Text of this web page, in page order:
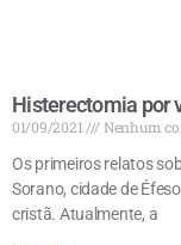
Histerectomia por
01/09/2021
Nenhum
Os primeiros relatos
Sorano, cidade de
cristã. Atualmente, a